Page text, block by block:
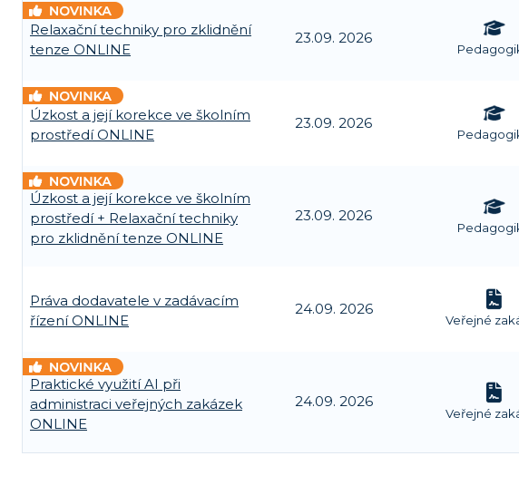
Relaxační techniky pro zklidnění
tenze ONLINE
23.09. 2026
Úzkost a její korekce ve školním
prostředí ONLINE
23.09. 2026
Úzkost a její korekce ve školním
prostředí + Relaxační techniky
pro zklidnění tenze ONLINE
23.09. 2026
Práva dodavatele v zadávacím
řízení ONLINE
24.09. 2026
Veřejné
Praktické využití AI při
administraci veřejných zakázek
ONLINE
24.09. 2026
Veřejné